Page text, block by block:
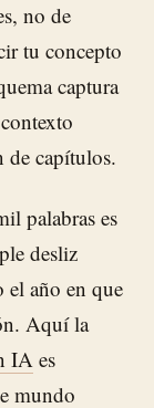
no de
tu concepto
captura
de capítulos.
palabras es
desliz
el año en que
Aquí la
IA es
mundo